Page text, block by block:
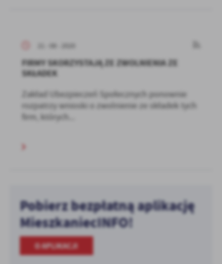
21 - 08 - 2020
FIRMY SKORZYSTAJĄ ZE ZWOLNIENIA ZE
SKŁADEK
Zakład Ubezpieczeń Społecznych ponownie
rozpatrzy wnioski o zwolnienie ze składek tych
firm, których...
Pobierz bezpłatną aplikację
MieszkaniecINFO!
O APLIKACJI